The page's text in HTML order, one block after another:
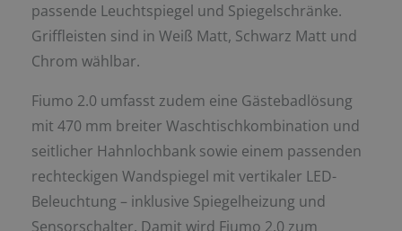
passende Leuchtspiegel und Spiegelschränke.
Griffleisten sind in Weiß Matt, Schwarz Matt und
Chrom wählbar.
Fiumo 2.0 umfasst zudem eine Gästebadlösung
mit 470 mm breiter Waschtischkombination und
seitlicher Hahnlochbank sowie einem passenden
rechteckigen Wandspiegel mit vertikaler LED-
Beleuchtung – inklusive Spiegelheizung und
Sensorschalter. Damit wird Fiumo 2.0 zum